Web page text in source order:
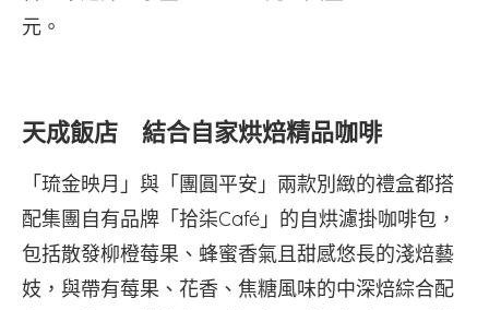
元。
天成飯店 結合自家烘焙精品咖啡
「琉金映月」與「團圓平安」兩款別緻的禮盒都搭
配集團自有品牌「拾柒Café」的自烘濾掛咖啡包，
包括散發柳橙莓果、蜂蜜香氣且甜感悠長的淺焙藝
妓，與帶有莓果、花香、焦糖風味的中深焙綜合配